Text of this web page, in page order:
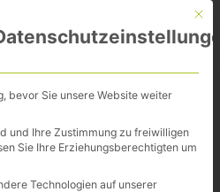
Mit
bevor Sie unsere Website weiter
und Ihre Zustimmung zu freiwilligen
Sie Ihre Erziehungsberechtigten um
Technologien auf unserer